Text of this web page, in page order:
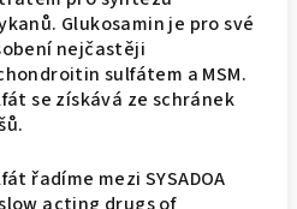
Glukosamin je pro své
nejčastěji
sulfátem a MSM.
se získává ze schránek
řadíme mezi SYSADOA